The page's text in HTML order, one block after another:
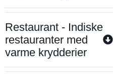
Restaurant - Indiske
restauranter med
varme krydderier